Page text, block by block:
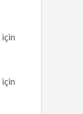
için
için